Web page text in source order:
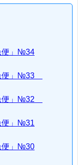
便」№34
便」№33
便」№32
便」№31
便」№30